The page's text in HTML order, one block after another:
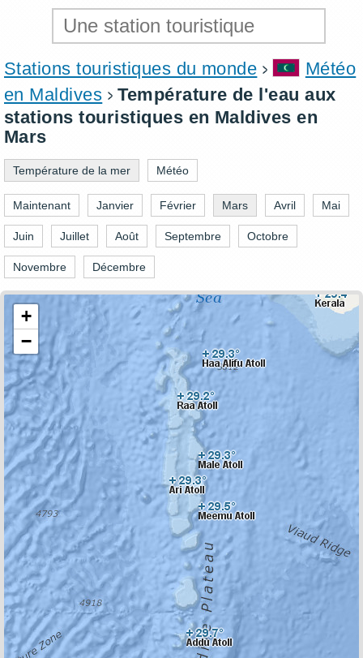
Stations touristiques du monde
Météo
en Maldives
Température de l'eau aux
stations touristiques en Maldives en
Mars
Température de la mer Météo
Maintenant Janvier Février Mars Avril Mai
Juin Juillet Août Septembre Octobre
Novembre Décembre
+
−